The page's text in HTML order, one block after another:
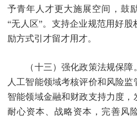
予青年人才更大施展空间，鼓
“无人区”。支持企业规范用好
励方式引才留才用才。
（十三）强化政策法规保障。
人工智能领域考核评价和风险
智能领域金融和财政支持力度，
耐心资本、战略资本，完善风